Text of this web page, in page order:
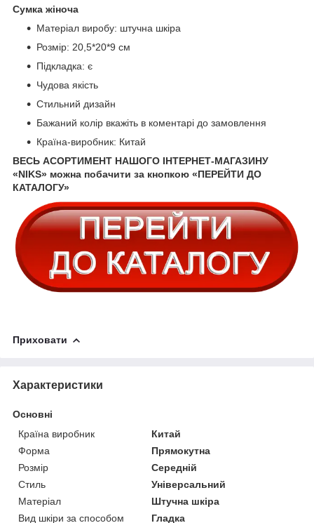
Сумка жіноча
Матеріал виробу: штучна шкіра
Розмір: 20,5*20*9 см
Підкладка: є
Чудова якість
Стильний дизайн
Бажаний колір вкажіть в коментарі до замовлення
Країна-виробник: Китай
ВЕСЬ АСОРТИМЕНТ НАШОГО ІНТЕРНЕТ-МАГАЗИНУ
«NIKS» можна побачити за кнопкою «ПЕРЕЙТИ ДО
КАТАЛОГУ»
Приховати
Характеристики
Основні
Країна виробник
Китай
Форма
Прямокутна
Розмір
Середній
Стиль
Універсальний
Матеріал
Штучна шкіра
Вид шкіри за способом
Гладка